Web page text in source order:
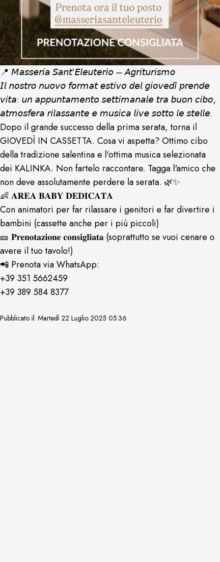
📍 𝘔𝘢𝘴𝘴𝘦𝘳𝘪𝘢 𝘚𝘢𝘯𝘵’𝘌𝘭𝘦𝘶𝘵𝘦𝘳𝘪𝘰 – 𝘈𝘨𝘳𝘪𝘵𝘶𝘳𝘪𝘴𝘮𝘰
𝘐𝘭 𝘯𝘰𝘴𝘵𝘳𝘰 𝘯𝘶𝘰𝘷𝘰 𝘧𝘰𝘳𝘮𝘢𝘵 𝘦𝘴𝘵𝘪𝘷𝘰 𝘥𝘦𝘭 𝘨𝘪𝘰𝘷𝘦𝘥𝘪̀ 𝘱𝘳𝘦𝘯𝘥𝘦
𝘷𝘪𝘵𝘢: 𝘶𝘯 𝘢𝘱𝘱𝘶𝘯𝘵𝘢𝘮𝘦𝘯𝘵𝘰 𝘴𝘦𝘵𝘵𝘪𝘮𝘢𝘯𝘢𝘭𝘦 𝘵𝘳𝘢 𝘣𝘶𝘰𝘯 𝘤𝘪𝘣𝘰,
𝘢𝘵𝘮𝘰𝘴𝘧𝘦𝘳𝘢 𝘳𝘪𝘭𝘢𝘴𝘴𝘢𝘯𝘵𝘦 𝘦 𝘮𝘶𝘴𝘪𝘤𝘢 𝘭𝘪𝘷𝘦 𝘴𝘰𝘵𝘵𝘰 𝘭𝘦 𝘴𝘵𝘦𝘭𝘭𝘦.
Dopo il grande successo della prima serata, torna il
GIOVEDÌ IN CASSETTA. Cosa vi aspetta? Ottimo cibo
della tradizione salentina e l'ottima musica selezionata
dei KALINKA. Non fartelo raccontare. Tagga l'amico che
non deve assolutamente perdere la serata. 🌿✨
👶 𝐀𝐑𝐄𝐀 𝐁𝐀𝐁𝐘 𝐃𝐄𝐃𝐈𝐂𝐀𝐓𝐀
Con animatori per far rilassare i genitori e far divertire i
bambini (cassette anche per i più piccoli)
🎫 𝐏𝐫𝐞𝐧𝐨𝐭𝐚𝐳𝐢𝐨𝐧𝐞 𝐜𝐨𝐧𝐬𝐢𝐠𝐥𝐢𝐚𝐭𝐚 (soprattutto se vuoi cenare o
avere il tuo tavolo!)
📲 Prenota via WhatsApp:
+39 351 5662459
+39 389 584 8377
Pubblicato il: Martedì 22 Luglio 2025 05:36